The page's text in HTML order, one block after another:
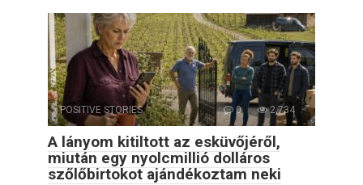
POSITIVE STORIES 0 2,734
A lányom kitiltott az esküvőjéről,
miután egy nyolcmillió dolláros
szőlőbirtokot ajándékoztam neki